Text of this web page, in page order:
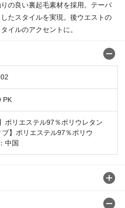
の良い裏起毛素材を採用。テーパ
たスタイルを実現。後ウエストの
イルのアクセントに。
PK
ポリエステル97％ポリウレタン
ブ】ポリエステル97％ポリウ
中国